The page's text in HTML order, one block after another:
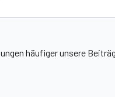
häufiger unsere